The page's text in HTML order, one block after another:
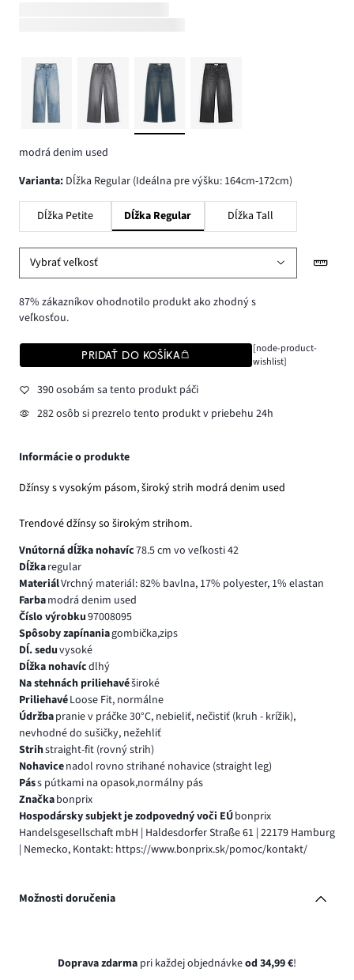
modrá denim used
varianta: Dĺžka Regular (Ideálna pre výšku: 164cm-172cm)
Dĺžka Petite Dĺžka Regular Dĺžka Tall
Vybrať veľkosť
87% zákazníkov ohodnotilo produkt ako zhodný s
veľkosťou.
PRIDAŤ DO KOŠÍKA
[node-product-
wishlist]
390 osobám sa tento produkt páči
282 osôb si prezrelo tento produkt v priebehu 24h
Informácie o produkte
Džínsy s vysokým pásom, široký strih modrá denim used
Trendové džínsy so širokým strihom.
Vnútorná dĺžka nohavíc78.5 cm vo veľkosti 42
Dĺžkaregular
MateriálVrchný materiál: 82% bavlna, 17% polyester, 1% elastan
Farbamodrá denim used
Číslo výrobku97008095
Spôsoby zapínaniagombička,zips
Dĺ. seduvysoké
Dĺžka nohavícdlhý
Na stehnách priliehavéširoké
PriliehavéLoose Fit, normálne
Údržbapranie v práčke 30°C, nebieliť, nečistiť (kruh - krížik),
nevhodné do sušičky, nežehliť
Strihstraight-fit (rovný strih)
Nohavicenadol rovno strihané nohavice (straight leg)
Páss pútkami na opasok,normálny pás
Značkabonprix
Hospodársky subjekt je zodpovedný voči EÚbonprix
Handelsgesellschaft mbH | Haldesdorfer Straße 61 | 22179 Hamburg
| Nemecko, Kontakt: https://www.bonprix.sk/pomoc/kontakt/
Možnosti doručenia
Doprava zdarma pri každej objednávkeod 34,99 €!